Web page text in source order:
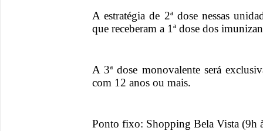
A estratégia de 2ª dose nessas
que receberam a 1ª dose dos
A 3ª dose monovalente será
com 12 anos ou mais.
Ponto fixo: Shopping Bela Vista (9h